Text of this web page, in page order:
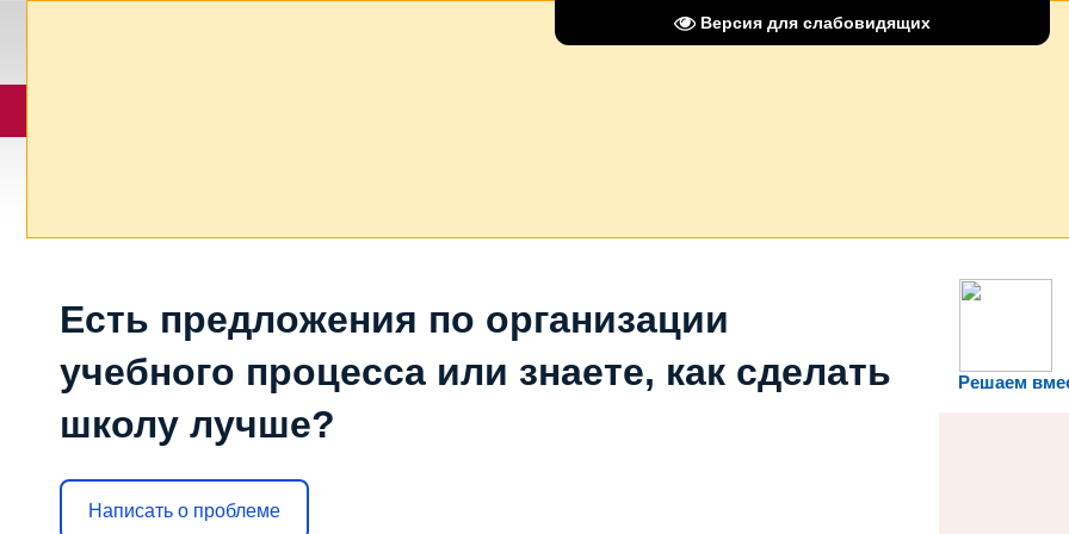
Версия для слабовидящих
Решаем
Есть предложения по организации
учебного процесса или знаете, как сделать
школу лучше?
Написать о проблеме